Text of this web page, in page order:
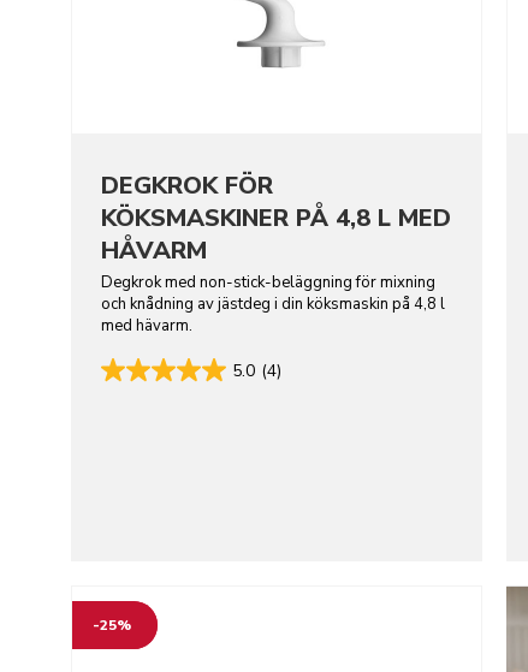
DEGKROK FÖR
KÖKSMASKINER PÅ 4,8 L MED
HÅVARM
Degkrok med non-stick-beläggning för mixning
och knådning av jästdeg i din köksmaskin på 4,8 l
med hävarm.
5.0 (4)
-25%